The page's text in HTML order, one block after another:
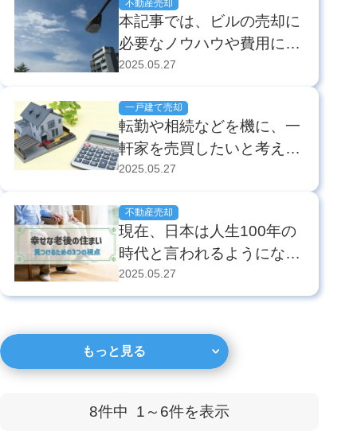
げんや・まち）と...
面などの問題から住み替え
は実現困難と考えていらっ
しゃる方も多いでしょう。
しかし、もしも安全面や金
えを実現できるとした
ら、...
不動産売却
本記事では、ビルの売却に
必要なノウハウや費用につ
いて解説します。 今、賃
は、次のような状況であれ
ば、ビルの売却を検討した
ほうがいいかもしれませ
ん。 空きテナントが増加
る ローンを...
2025.05.27
一戸建て売却
転勤や相続などを機に、一
軒家を売買したいと考えて
いる方もいらっしゃること
年、首都圏での住宅の購入
に関しては、マンションの
価格が高騰傾向にあること
から、一軒家を検討する人
が増えています。 公益財
2025.05.27
不動産売却
現在、日本は人生100年の
時代と言われるようにな
り、定年退職後の老後の人
生は、過去に比べるとずっ
い老後の人生、住まいはど
うあるべきなのでしょう
続けるのか、それとも住み
2025.05.27
もっと見る
8件中 1～6件を表示